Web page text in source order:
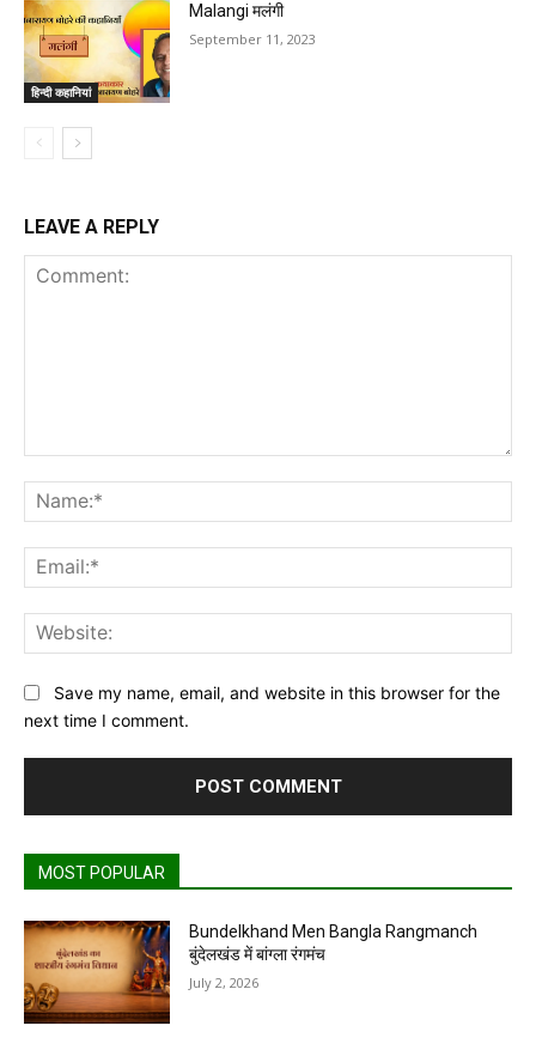
हिन्दी कहानियां
Malangi मलंगी
September 11, 2023
LEAVE A REPLY
Save my name, email, and website in this browser for the
next time I comment.
MOST POPULAR
Bundelkhand Men Bangla Rangmanch
बुंदेलखंड में बांग्ला रंगमंच
July 2, 2026